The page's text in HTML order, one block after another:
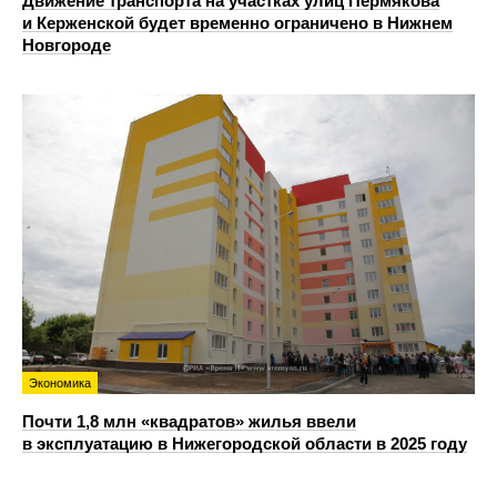
и Керженской будет временно ограничено в Нижнем
Новгороде
Экономика
Почти 1,8 млн «квадратов» жилья ввели
в эксплуатацию в Нижегородской области в 2025 году